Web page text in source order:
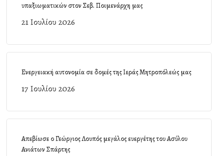
υπαξιωματικών στον Σεβ. Ποιμενάρχη μας
21 Ιουλίου 2026
Ενεργειακή αυτονομία σε δομές της Ιεράς Μητροπόλεώς μας
17 Ιουλίου 2026
Απεβίωσε ο Γεώργιος Λουπός μεγάλος ευεργέτης του Ασύλου
Ανιάτων Σπάρτης